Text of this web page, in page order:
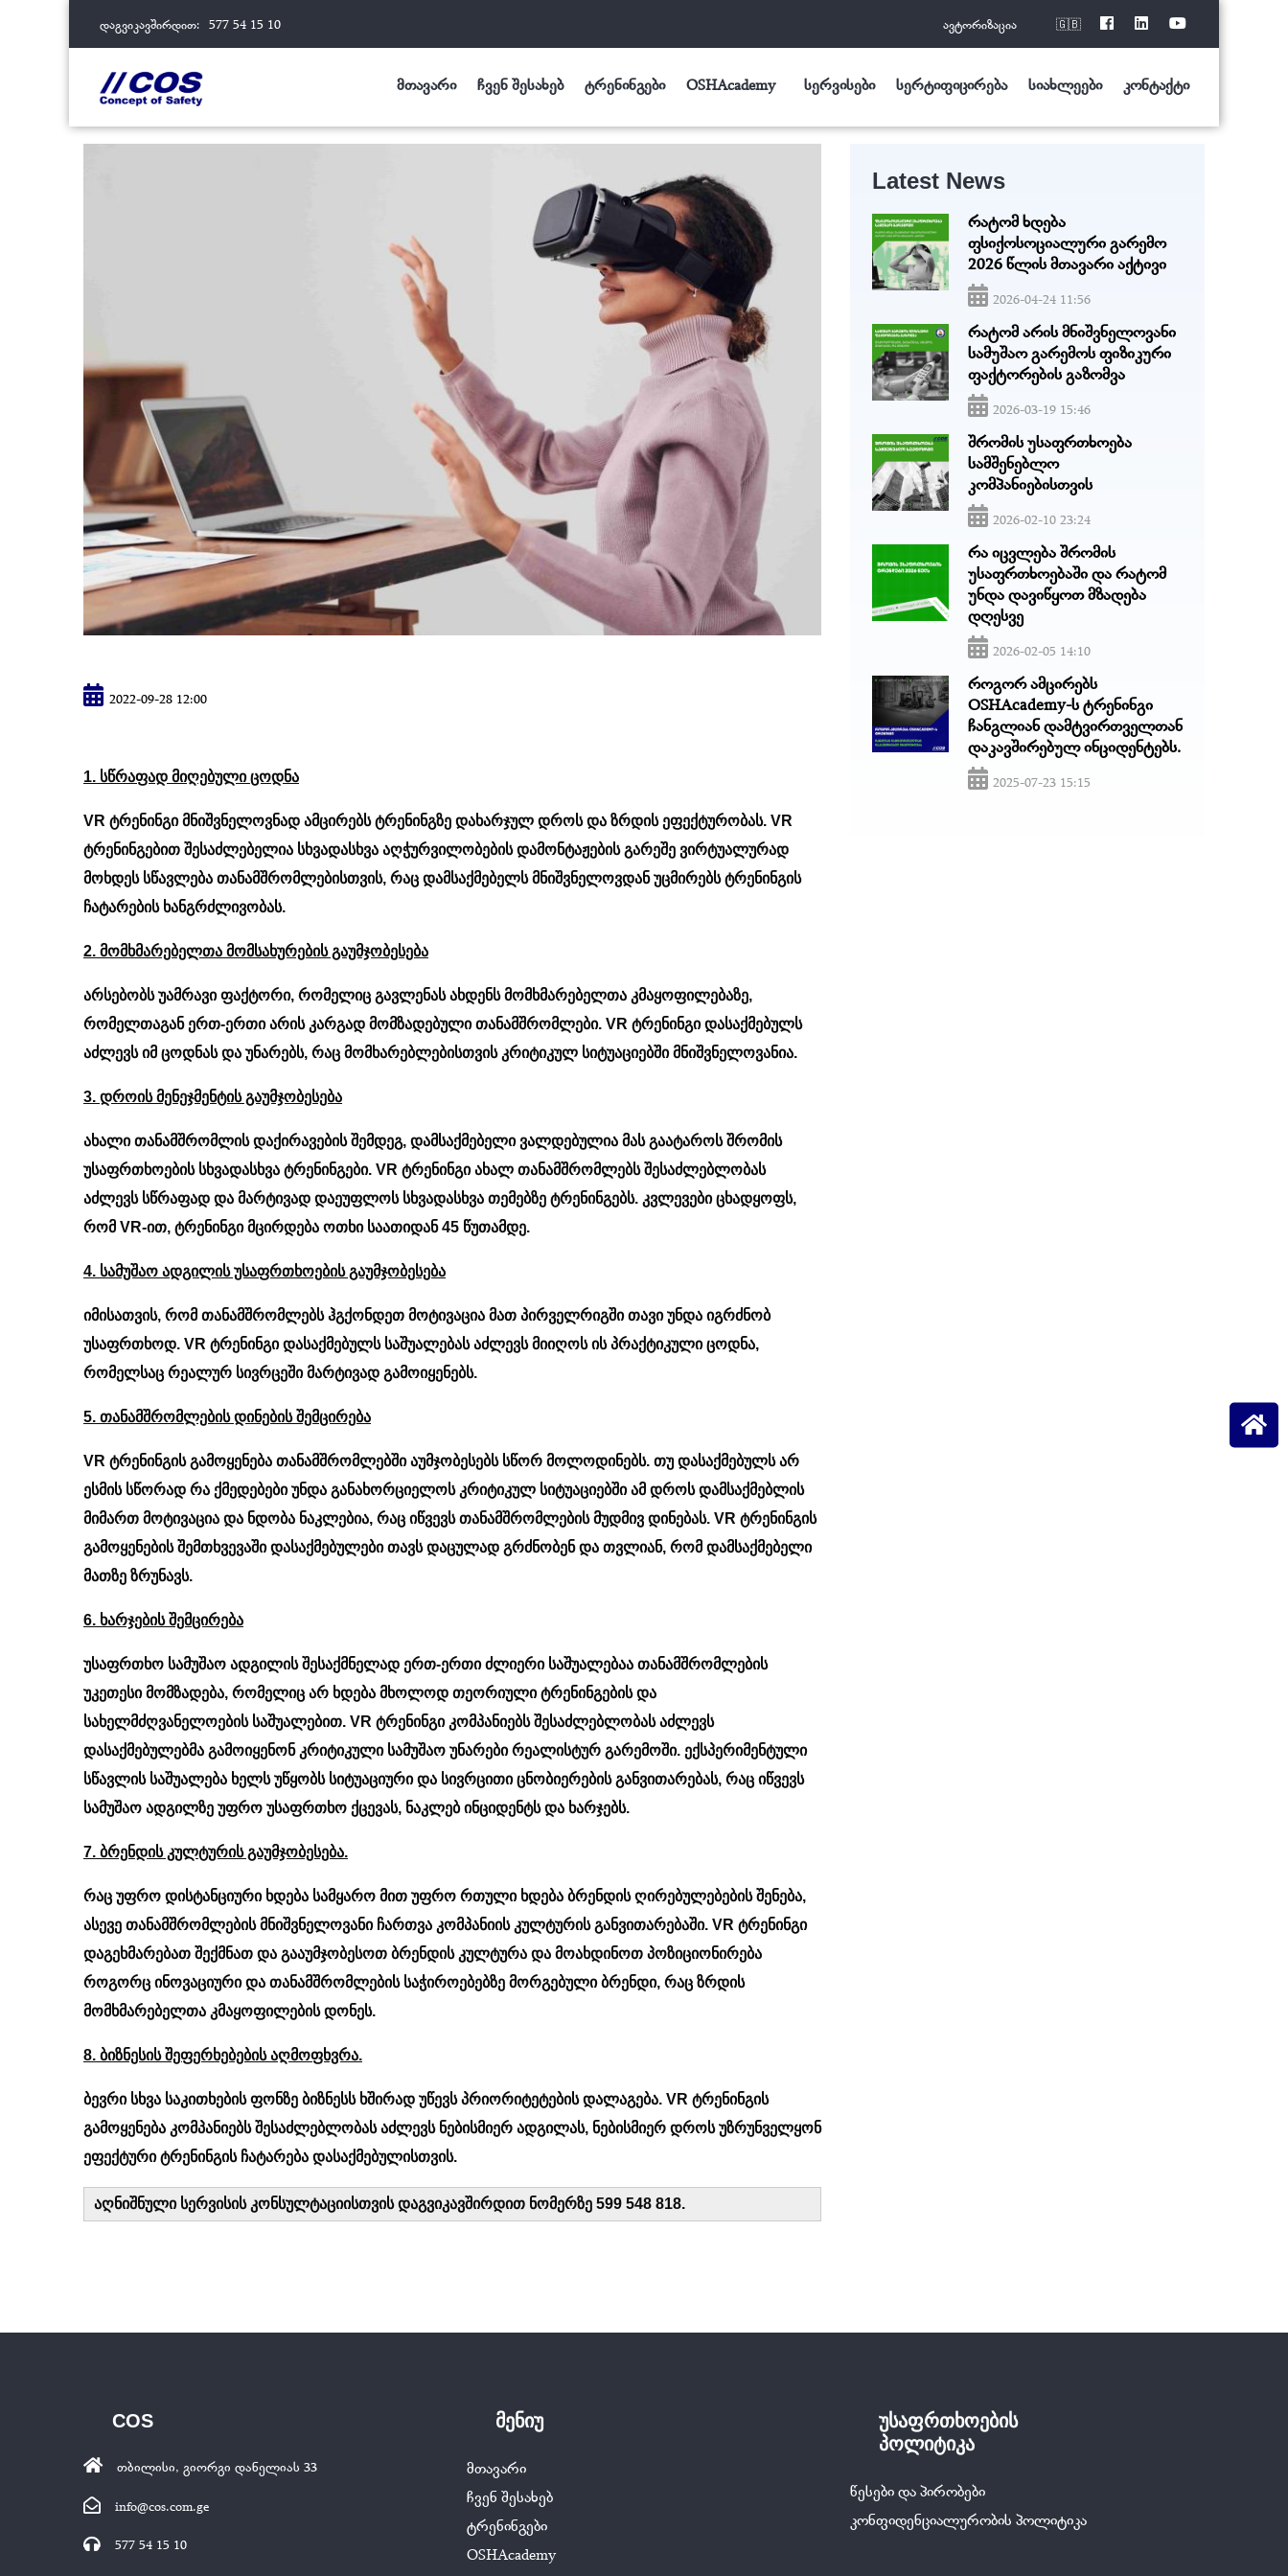
დაგვიკავშირდით: 577 54 15 10 ავტორიზაცია 🇬🇧
მთავარი ჩვენ შესახებ ტრენინგები OSHAcademy სერვისები სერტიფიცირება სიახლეები კონტაქტი
2022-09-28 12:00
1. სწრაფად მიღებული ცოდნა
VR ტრენინგი მნიშვნელოვნად ამცირებს ტრენინგზე დახარჯულ დროს და ზრდის ეფექტურობას. VR
ტრენინგებით შესაძლებელია სხვადასხვა აღჭურვილობების დამონტაჟების გარეშე ვირტუალურად
მოხდეს სწავლება თანამშრომლებისთვის, რაც დამსაქმებელს მნიშვნელოვდან უცმირებს ტრენინგის
ჩატარების ხანგრძლივობას.
2. მომხმარებელთა მომსახურების გაუმჯობესება
არსებობს უამრავი ფაქტორი, რომელიც გავლენას ახდენს მომხმარებელთა კმაყოფილებაზე,
რომელთაგან ერთ-ერთი არის კარგად მომზადებული თანამშრომლები. VR ტრენინგი დასაქმებულს
აძლევს იმ ცოდნას და უნარებს, რაც მომხარებლებისთვის კრიტიკულ სიტუაციებში მნიშვნელოვანია.
3. დროის მენეჯმენტის გაუმჯობესება
ახალი თანამშრომლის დაქირავების შემდეგ, დამსაქმებელი ვალდებულია მას გაატაროს შრომის
უსაფრთხოების სხვადასხვა ტრენინგები. VR ტრენინგი ახალ თანამშრომლებს შესაძლებლობას
აძლევს სწრაფად და მარტივად დაეუფლოს სხვადასხვა თემებზე ტრენინგებს. კვლევები ცხადყოფს,
რომ VR-ით, ტრენინგი მცირდება ოთხი საათიდან 45 წუთამდე.
4. სამუშაო ადგილის უსაფრთხოების გაუმჯობესება
იმისათვის, რომ თანამშრომლებს ჰგქონდეთ მოტივაცია მათ პირველრიგში თავი უნდა იგრძნობ
უსაფრთხოდ. VR ტრენინგი დასაქმებულს საშუალებას აძლევს მიიღოს ის პრაქტიკული ცოდნა,
რომელსაც რეალურ სივრცეში მარტივად გამოიყენებს.
5. თანამშრომლების დინების შემცირება
VR ტრენინგის გამოყენება თანამშრომლებში აუმჯობესებს სწორ მოლოდინებს. თუ დასაქმებულს არ
ესმის სწორად რა ქმედებები უნდა განახორციელოს კრიტიკულ სიტუაციებში ამ დროს დამსაქმებლის
მიმართ მოტივაცია და ნდობა ნაკლებია, რაც იწვევს თანამშრომლების მუდმივ დინებას. VR ტრენინგის
გამოყენების შემთხვევაში დასაქმებულები თავს დაცულად გრძნობენ და თვლიან, რომ დამსაქმებელი
მათზე ზრუნავს.
6. ხარჯების შემცირება
უსაფრთხო სამუშაო ადგილის შესაქმნელად ერთ-ერთი ძლიერი საშუალებაა თანამშრომლების
უკეთესი მომზადება, რომელიც არ ხდება მხოლოდ თეორიული ტრენინგების და
სახელმძღვანელოების საშუალებით. VR ტრენინგი კომპანიებს შესაძლებლობას აძლევს
დასაქმებულებმა გამოიყენონ კრიტიკული სამუშაო უნარები რეალისტურ გარემოში. ექსპერიმენტული
სწავლის საშუალება ხელს უწყობს სიტუაციური და სივრცითი ცნობიერების განვითარებას, რაც იწვევს
სამუშაო ადგილზე უფრო უსაფრთხო ქცევას, ნაკლებ ინციდენტს და ხარჯებს.
7. ბრენდის კულტურის გაუმჯობესება.
რაც უფრო დისტანციური ხდება სამყარო მით უფრო რთული ხდება ბრენდის ღირებულებების შენება,
ასევე თანამშრომლების მნიშვნელოვანი ჩართვა კომპანიის კულტურის განვითარებაში. VR ტრენინგი
დაგეხმარებათ შექმნათ და გააუმჯობესოთ ბრენდის კულტურა და მოახდინოთ პოზიციონირება
როგორც ინოვაციური და თანამშრომლების საჭიროებებზე მორგებული ბრენდი, რაც ზრდის
მომხმარებელთა კმაყოფილების დონეს.
8. ბიზნესის შეფერხებების აღმოფხვრა.
ბევრი სხვა საკითხების ფონზე ბიზნესს ხშირად უწევს პრიორიტეტების დალაგება. VR ტრენინგის
გამოყენება კომპანიებს შესაძლებლობას აძლევს ნებისმიერ ადგილას, ნებისმიერ დროს უზრუნველყონ
ეფექტური ტრენინგის ჩატარება დასაქმებულისთვის.
აღნიშნული სერვისის კონსულტაციისთვის დაგვიკავშირდით ნომერზე 599 548 818.
Latest News
რატომ ხდება
ფსიქოსოციალური გარემო
2026 წლის მთავარი აქტივი
2026-04-24 11:56
რატომ არის მნიშვნელოვანი
სამუშაო გარემოს ფიზიკური
ფაქტორების გაზომვა
2026-03-19 15:46
შრომის უსაფრთხოება
სამშენებლო
კომპანიებისთვის
2026-02-10 23:24
რა იცვლება შრომის
უსაფრთხოებაში და რატომ
უნდა დავიწყოთ მზადება
დღესვე
2026-02-05 14:10
როგორ ამცირებს
OSHAcademy-ს ტრენინგი
ჩანგლიან დამტვირთველთან
დაკავშირებულ ინციდენტებს.
2025-07-23 15:15
COS
თბილისი, გიორგი დანელიას 33
info@cos.com.ge
577 54 15 10
მენიუ
მთავარი
ჩვენ შესახებ
ტრენინგები
OSHAcademy
უსაფრთხოების
პოლიტიკა
წესები და პირობები
კონფიდენციალურობის პოლიტიკა